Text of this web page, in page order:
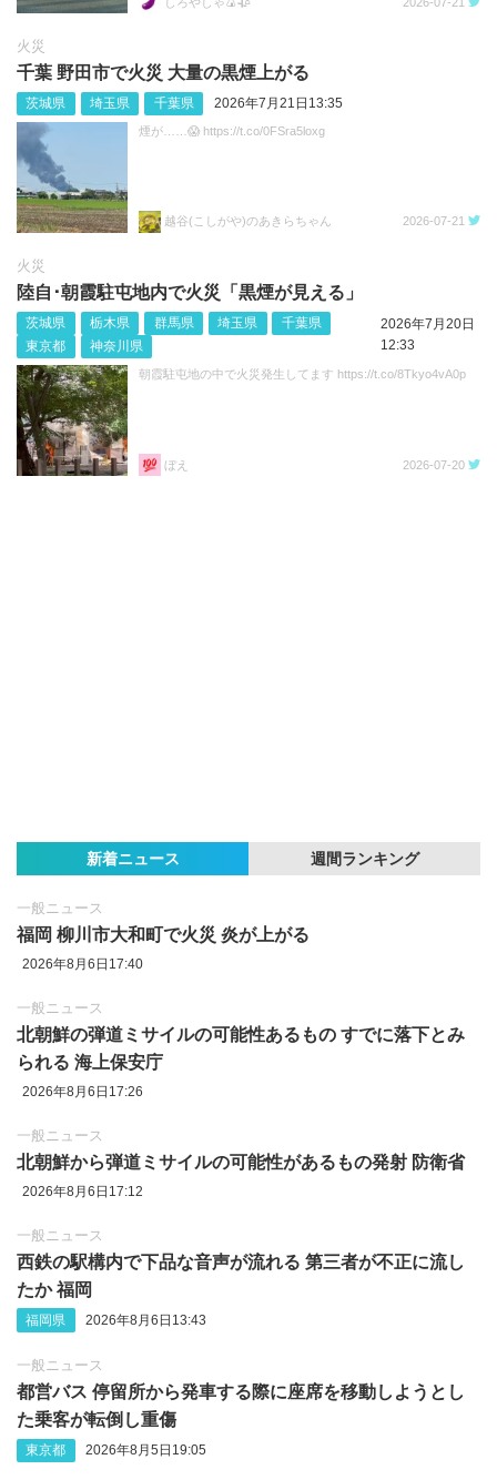
火災
千葉 野田市で火災 大量の黒煙上がる
茨城県 埼玉県 千葉県 2026年7月21日13:35
煙が……😱 https://t.co/0FSra5loxg
越谷(こしがや)のあきらちゃん 2026-07-21
火災
陸自･朝霞駐屯地内で火災「黒煙が見える」
茨城県 栃木県 群馬県 埼玉県
千葉県
東京都
神奈川県
2026年7月20日
12:33
朝霞駐屯地の中で火災発生してます https://t.co/8Tkyo4vA0p
ぼえ 2026-07-20
新着ニュース 週間ランキング
一般ニュース
福岡 柳川市大和町で火災 炎が上がる
2026年8月6日17:40
一般ニュース
北朝鮮の弾道ミサイルの可能性あるもの すでに落下とみ
られる 海上保安庁
2026年8月6日17:26
一般ニュース
北朝鮮から弾道ミサイルの可能性があるもの発射 防衛省
2026年8月6日17:12
一般ニュース
西鉄の駅構内で下品な音声が流れる 第三者が不正に流し
たか 福岡
福岡県 2026年8月6日13:43
一般ニュース
都営バス 停留所から発車する際に座席を移動しようとし
た乗客が転倒し重傷
東京都 2026年8月5日19:05